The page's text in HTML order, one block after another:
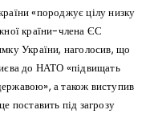
«породжує цілу низку
країни-члена ЄС
України, наголосив, що
до НАТО «підвищать
а також виступив
поставить під загрозу